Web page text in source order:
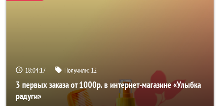
18:04:17 Получили: 12
3 первых заказа от 1000р. в интернет-магазине «Улыбка
радуги»